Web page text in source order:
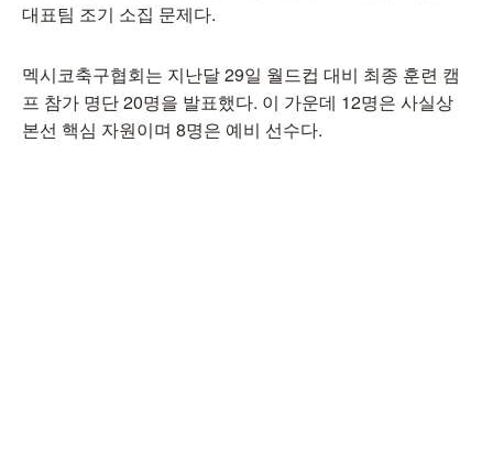
대표팀 조기 소집 문제다.
멕시코축구협회는 지난달 29일 월드컵 대비 최종 훈련 캠
프 참가 명단 20명을 발표했다. 이 가운데 12명은 사실상
본선 핵심 자원이며 8명은 예비 선수다.